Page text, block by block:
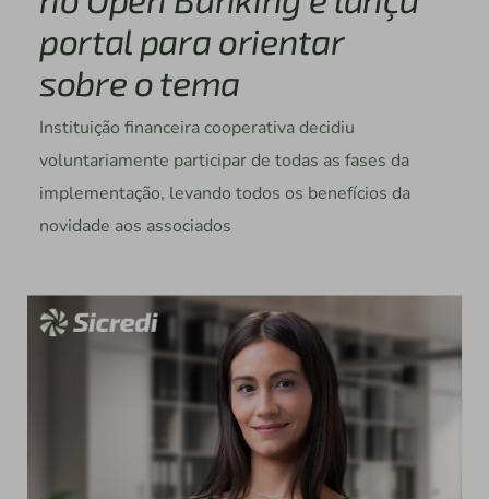
portal para orientar
sobre o tema
Instituição financeira cooperativa decidiu
voluntariamente participar de todas as fases da
implementação, levando todos os benefícios da
novidade aos associados